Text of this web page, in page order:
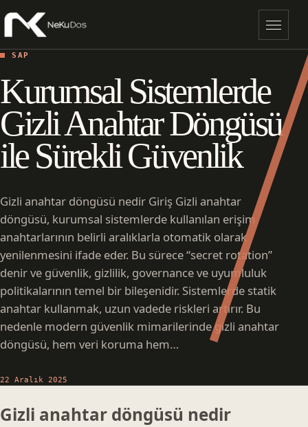
Menü
SAP
Kurumsal Sistemlerde
Gizli Anahtar Döngüsü
ile Sürekli Güvenlik
Gizli anahtar döngüsü nedir Giriş Gizli anahtar
döngüsü, kurumsal sistemlerde kullanılan erişim
anahtarlarının belirli aralıklarla otomatik olarak
yenilenmesini ifade eder. Bu sürece “secret rotation”
denir ve güvenlik, gizlilik, governance ve uyumluluk
politikalarının temel bir bileşenidir. Sistemlerde statik
anahtar kullanmak, uzun vadede riskleri artırır. Bu
nedenle modern güvenlik mimarilerinde gizli anahtar
döngüsü, hem veri koruma hem…
22 Aralık 2025
Gizli anahtar döngüsü nedir